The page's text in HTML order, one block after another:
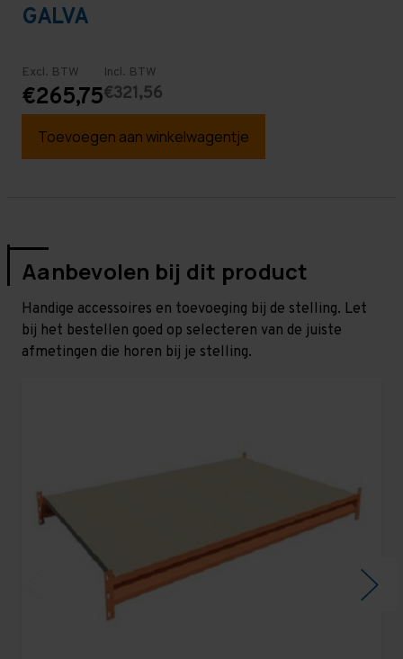
GALVA
Excl. BTW
€265,75
Incl. BTW
€321,56
Toevoegen aan winkelwagentje
Aanbevolen bij dit product
Handige accessoires en toevoeging bij de stelling. Let
bij het bestellen goed op selecteren van de juiste
afmetingen die horen bij je stelling.